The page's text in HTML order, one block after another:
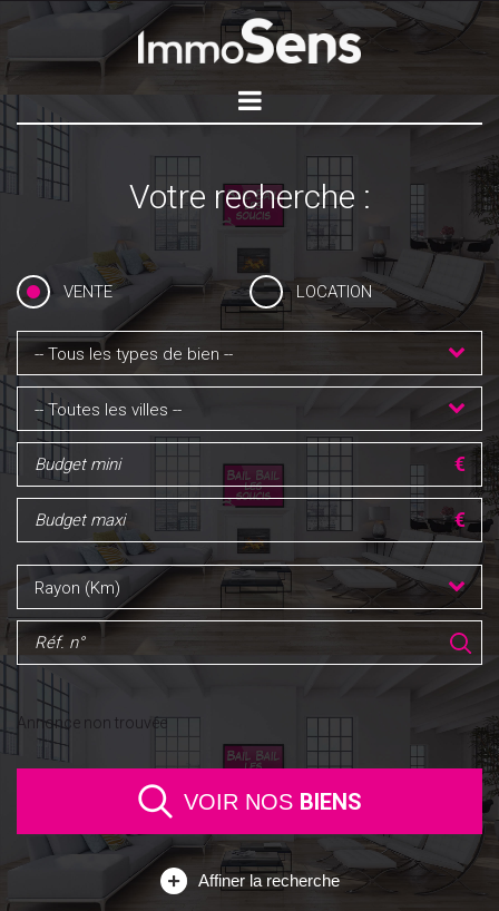
Votre recherche :
VENTE LOCATION
-- Tous les types de bien --
-- Toutes les villes --
Rayon (Km)
Annonce non trouvée
Affiner la recherche
VOIR NOS BIENS